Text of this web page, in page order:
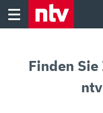
Skip
Finden